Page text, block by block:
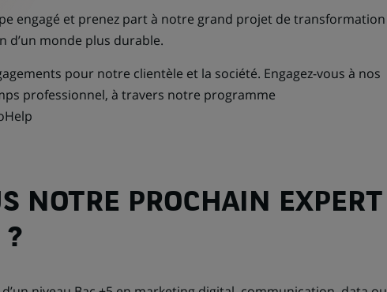
engagé et prenez part à notre grand projet de transformation
d’un monde plus durable.
pour notre clientèle et la société. Engagez-vous à nos
professionnel, à travers notre programme
NOTRE PROCHAIN EXPERT
?